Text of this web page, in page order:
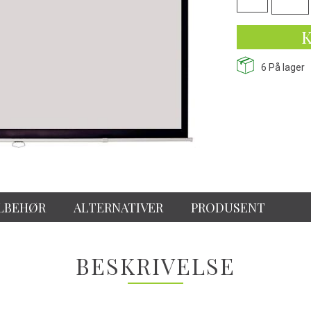
6 På lager
ALTERNATIVER PRODUSENT
BESKRIVELSE